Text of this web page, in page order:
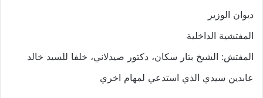
ديوان الوزير
المفتشية الداخلية
المفتش: الشيخ بتار سكان، دكتور صيدلاني، خلفا للسيد خالد
عابدين سيدي الذي استدعي لمهام اخري